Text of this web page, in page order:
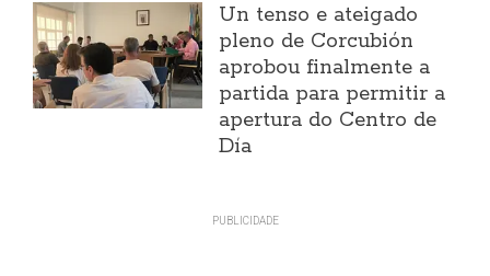
Un tenso e ateigado
pleno de Corcubión
aprobou finalmente a
partida para permitir a
apertura do Centro de
Día